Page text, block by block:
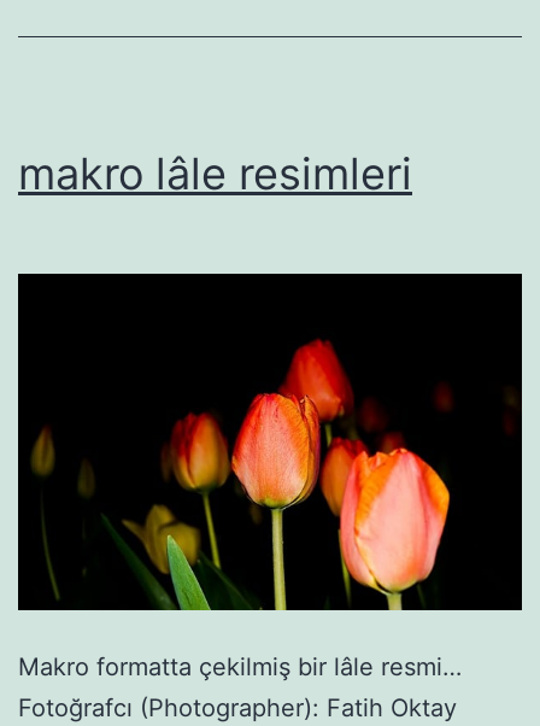
makro lâle resimleri
Makro formatta çekilmiş bir lâle resmi…
Fotoğrafcı (Photographer): Fatih Oktay